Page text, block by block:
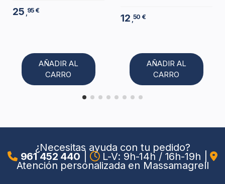
25 ,95 €
AÑADIR AL
CARRO
12 ,50 €
AÑADIR AL
CARRO
¿Necesitas ayuda con tu pedido?
961 452 440 L-V: 9h-14h / 16h-19h
Atención personalizada en Massamagrell